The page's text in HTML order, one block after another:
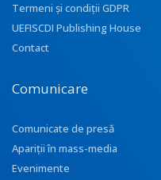
Termeni și condiții GDPR
UEFISCDI Publishing House
Contact
Comunicare
Comunicate de presă
Apariţii în mass-media
Evenimente